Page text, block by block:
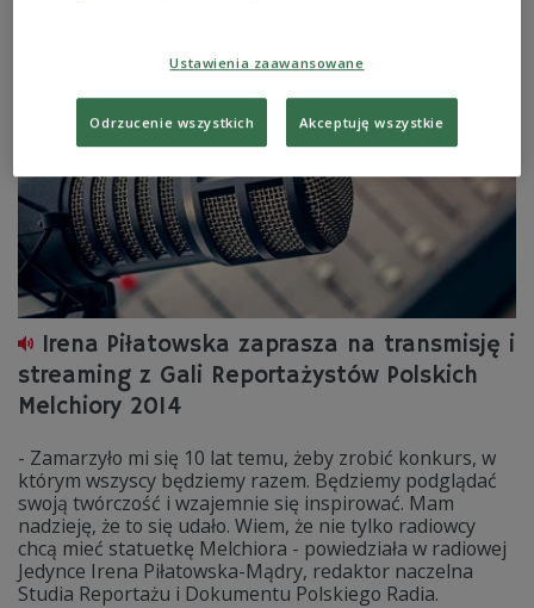
Irena Piłatowska zaprasza na transmisję i
streaming z Gali Reportażystów Polskich
Melchiory 2014
- Zamarzyło mi się 10 lat temu, żeby zrobić konkurs, w
którym wszyscy będziemy razem. Będziemy podglądać
swoją twórczość i wzajemnie się inspirować. Mam
nadzieję, że to się udało. Wiem, że nie tylko radiowcy
chcą mieć statuetkę Melchiora - powiedziała w radiowej
Jedynce Irena Piłatowska-Mądry, redaktor naczelna
Studia Reportażu i Dokumentu Polskiego Radia.
Ustawienia zaawansowane
Odrzucenie wszystkich Akceptuję wszystkie